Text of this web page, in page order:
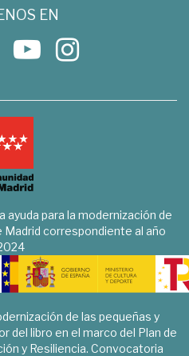
EN
ayuda para la modernización de
Madrid correspondiente al año
de las pequeñas y
del libro en el marco del Plan de
y Resiliencia. Convocatoria